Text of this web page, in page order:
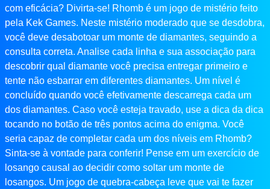
com eficácia? Divirta-se! Rhomb é um jogo de mistério feito
pela Kek Games. Neste mistério moderado que se desdobra,
você deve desabotoar um monte de diamantes, seguindo a
consulta correta. Analise cada linha e sua associação para
descobrir qual diamante você precisa entregar primeiro e
tente não esbarrar em diferentes diamantes. Um nível é
concluído quando você efetivamente descarrega cada um
dos diamantes. Caso você esteja travado, use a dica da dica
tocando no botão de três pontos acima do enigma. Você
seria capaz de completar cada um dos níveis em Rhomb?
Sinta-se à vontade para conferir! Pense em um exercício de
losango causal ao decidir como soltar um monte de
losangos. Um jogo de quebra-cabeça leve que vai te fazer